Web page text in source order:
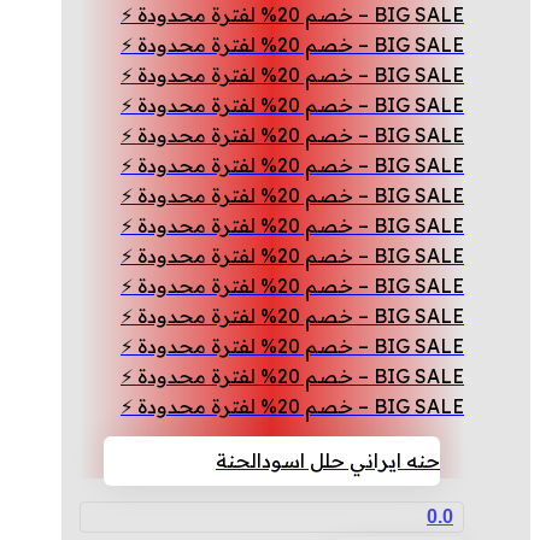
BIG SALE – خصم 20% لفترة محدودة ⚡
BIG SALE – خصم 20% لفترة محدودة ⚡
BIG SALE – خصم 20% لفترة محدودة ⚡
BIG SALE – خصم 20% لفترة محدودة ⚡
BIG SALE – خصم 20% لفترة محدودة ⚡
BIG SALE – خصم 20% لفترة محدودة ⚡
BIG SALE – خصم 20% لفترة محدودة ⚡
BIG SALE – خصم 20% لفترة محدودة ⚡
BIG SALE – خصم 20% لفترة محدودة ⚡
BIG SALE – خصم 20% لفترة محدودة ⚡
BIG SALE – خصم 20% لفترة محدودة ⚡
BIG SALE – خصم 20% لفترة محدودة ⚡
BIG SALE – خصم 20% لفترة محدودة ⚡
BIG SALE – خصم 20% لفترة محدودة ⚡
حنه ايراني حلل اسودالحنة
0.0